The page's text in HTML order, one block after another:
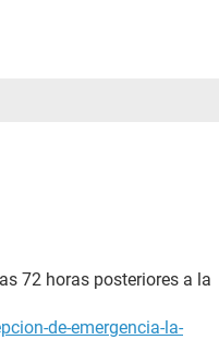
72 horas posteriores a la
de-emergencia-la-